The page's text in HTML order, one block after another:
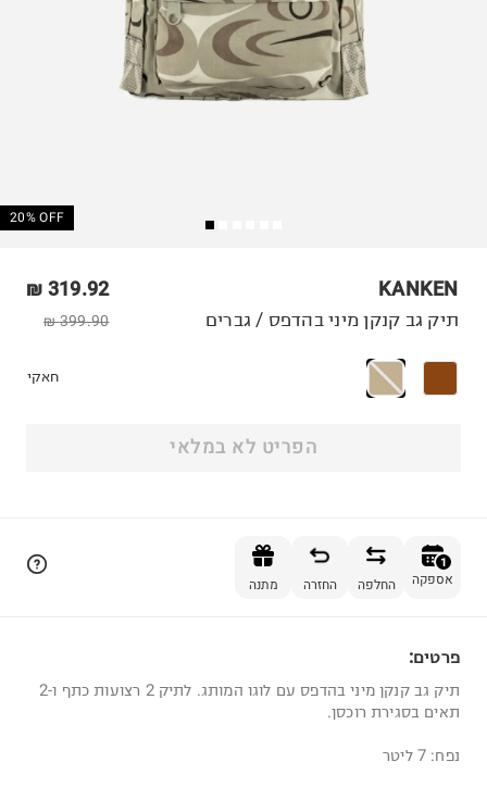
20% OFF
KANKEN
319.92 ₪
399.90 ₪ תיק גב קנקן מיני בהדפס / גברים
חאקי
הפריט לא במלאי
1
אספקה החלפה החזרה מתנה
פרטים:
תיק גב קנקן מיני בהדפס עם לוגו המותג. לתיק 2 רצועות כתף ו-2
תאים בסגירת רוכסן.
נפח: 7 ליטר